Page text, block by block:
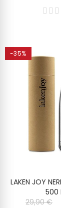
-35%
LAKEN JOY
500
29,90 €